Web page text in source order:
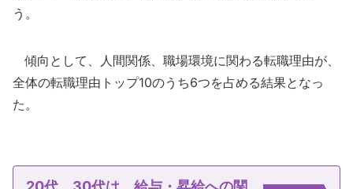
う。
傾向として、人間関係、職場環境に関わる転職理由が、
全体の転職理由トップ10のうち6つを占める結果となっ
た。